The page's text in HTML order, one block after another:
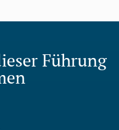
Führung